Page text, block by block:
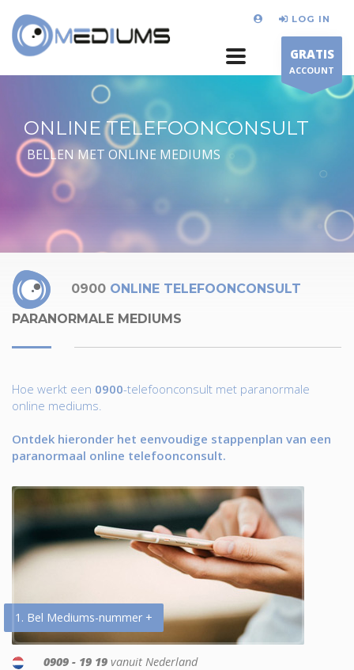
LOG IN
GRATIS
ACCOUNT
ONLINE TELEFOONCONSULT
BELLEN MET ONLINE MEDIUMS
0900 ONLINE TELEFOONCONSULT
PARANORMALE MEDIUMS
Hoe werkt een 0900-telefoonconsult met paranormale
online mediums.
Ontdek hieronder het eenvoudige stappenplan van een
paranormaal online telefoonconsult.
1. Bel Mediums-nummer +
0909 - 19 19 vanuit Nederland